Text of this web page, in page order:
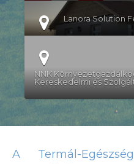
Lanora Solution
NNK
Kereskedelmi és
A Termál-